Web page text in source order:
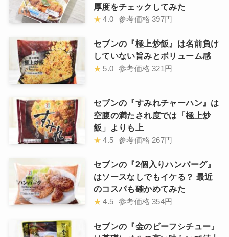
厚度をチェックしてみた
★ 4.0 参考価格 397円
セブンの『極上炒飯』は名前負け
していない旨みとボリューム感
★ 5.0 参考価格 321円
セブンの『すみれチャーハン』は
空腹の満たされ度では「極上炒
飯」よりも上
★ 4.5 参考価格 267円
セブンの『2個入りハンバーグ』
はソースなしでもイケる？ 最近
のコスパも確かめてみた
★ 4.5 参考価格 354円
セブンの『金のビーフシチュー』